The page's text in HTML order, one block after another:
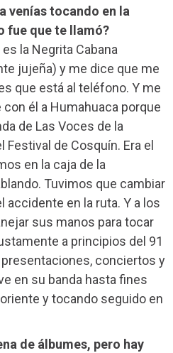
venías tocando en la
fue que te llamó?
la Negrita Cabana
jujeña) y me dice que me
que está al teléfono. Y me
él a Humahuaca porque
de Las Voces de la
Festival de Cosquín. Era el
en la caja de la
Tuvimos que cambiar
accidente en la ruta. Y a los
sus manos para tocar
a principios del 91
conciertos y
en su banda hasta fines
y tocando seguido en
de álbumes, pero hay